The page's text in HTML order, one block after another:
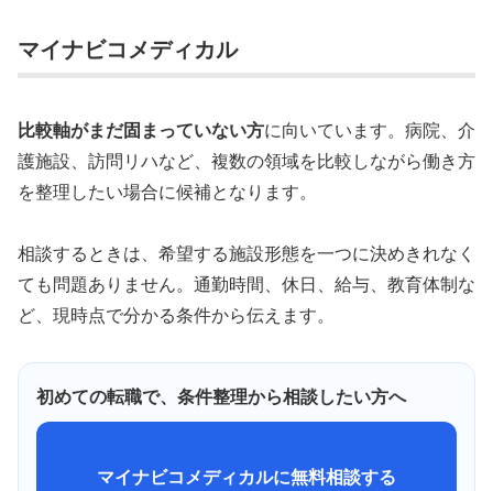
マイナビコメディカル
比較軸がまだ固まっていない方に向いています。病院、介
護施設、訪問リハなど、複数の領域を比較しながら働き方
を整理したい場合に候補となります。
相談するときは、希望する施設形態を一つに決めきれなく
ても問題ありません。通勤時間、休日、給与、教育体制な
ど、現時点で分かる条件から伝えます。
初めての転職で、条件整理から相談したい方へ
マイナビコメディカルに無料相談する